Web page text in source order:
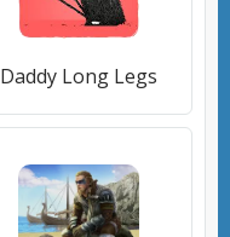
Daddy Long Legs